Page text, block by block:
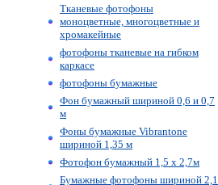
Тканевые фотофоны
моноцветные, многоцветные и
хромакейные
фотофоны тканевые на гибком
каркасе
фотофоны бумажные
Фон бумажный шириной 0,6 и 0,7
м
Фоны бумажные Vibrantone
шириной 1,35 м
Фотофон бумажный 1,5 х 2,7м
Бумажные фотофоны шириной 2,1